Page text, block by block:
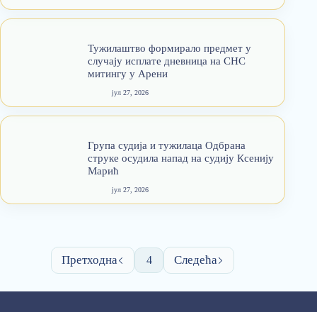
Тужилаштво формирало предмет у
случају исплате дневница на СНС
митингу у Арени
јул 27, 2026
Група судија и тужилаца Одбрана
струке осудила напад на судију Ксенију
Марић
јул 27, 2026
4